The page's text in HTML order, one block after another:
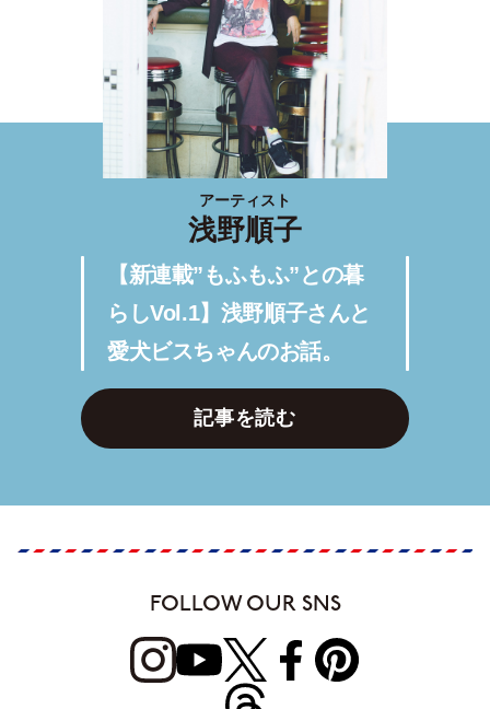
アーティスト
浅野順子
【新連載”もふもふ”との暮
らしVol.1】浅野順子さんと
愛犬ビスちゃんのお話。
記事を読む
FOLLOW OUR SNS